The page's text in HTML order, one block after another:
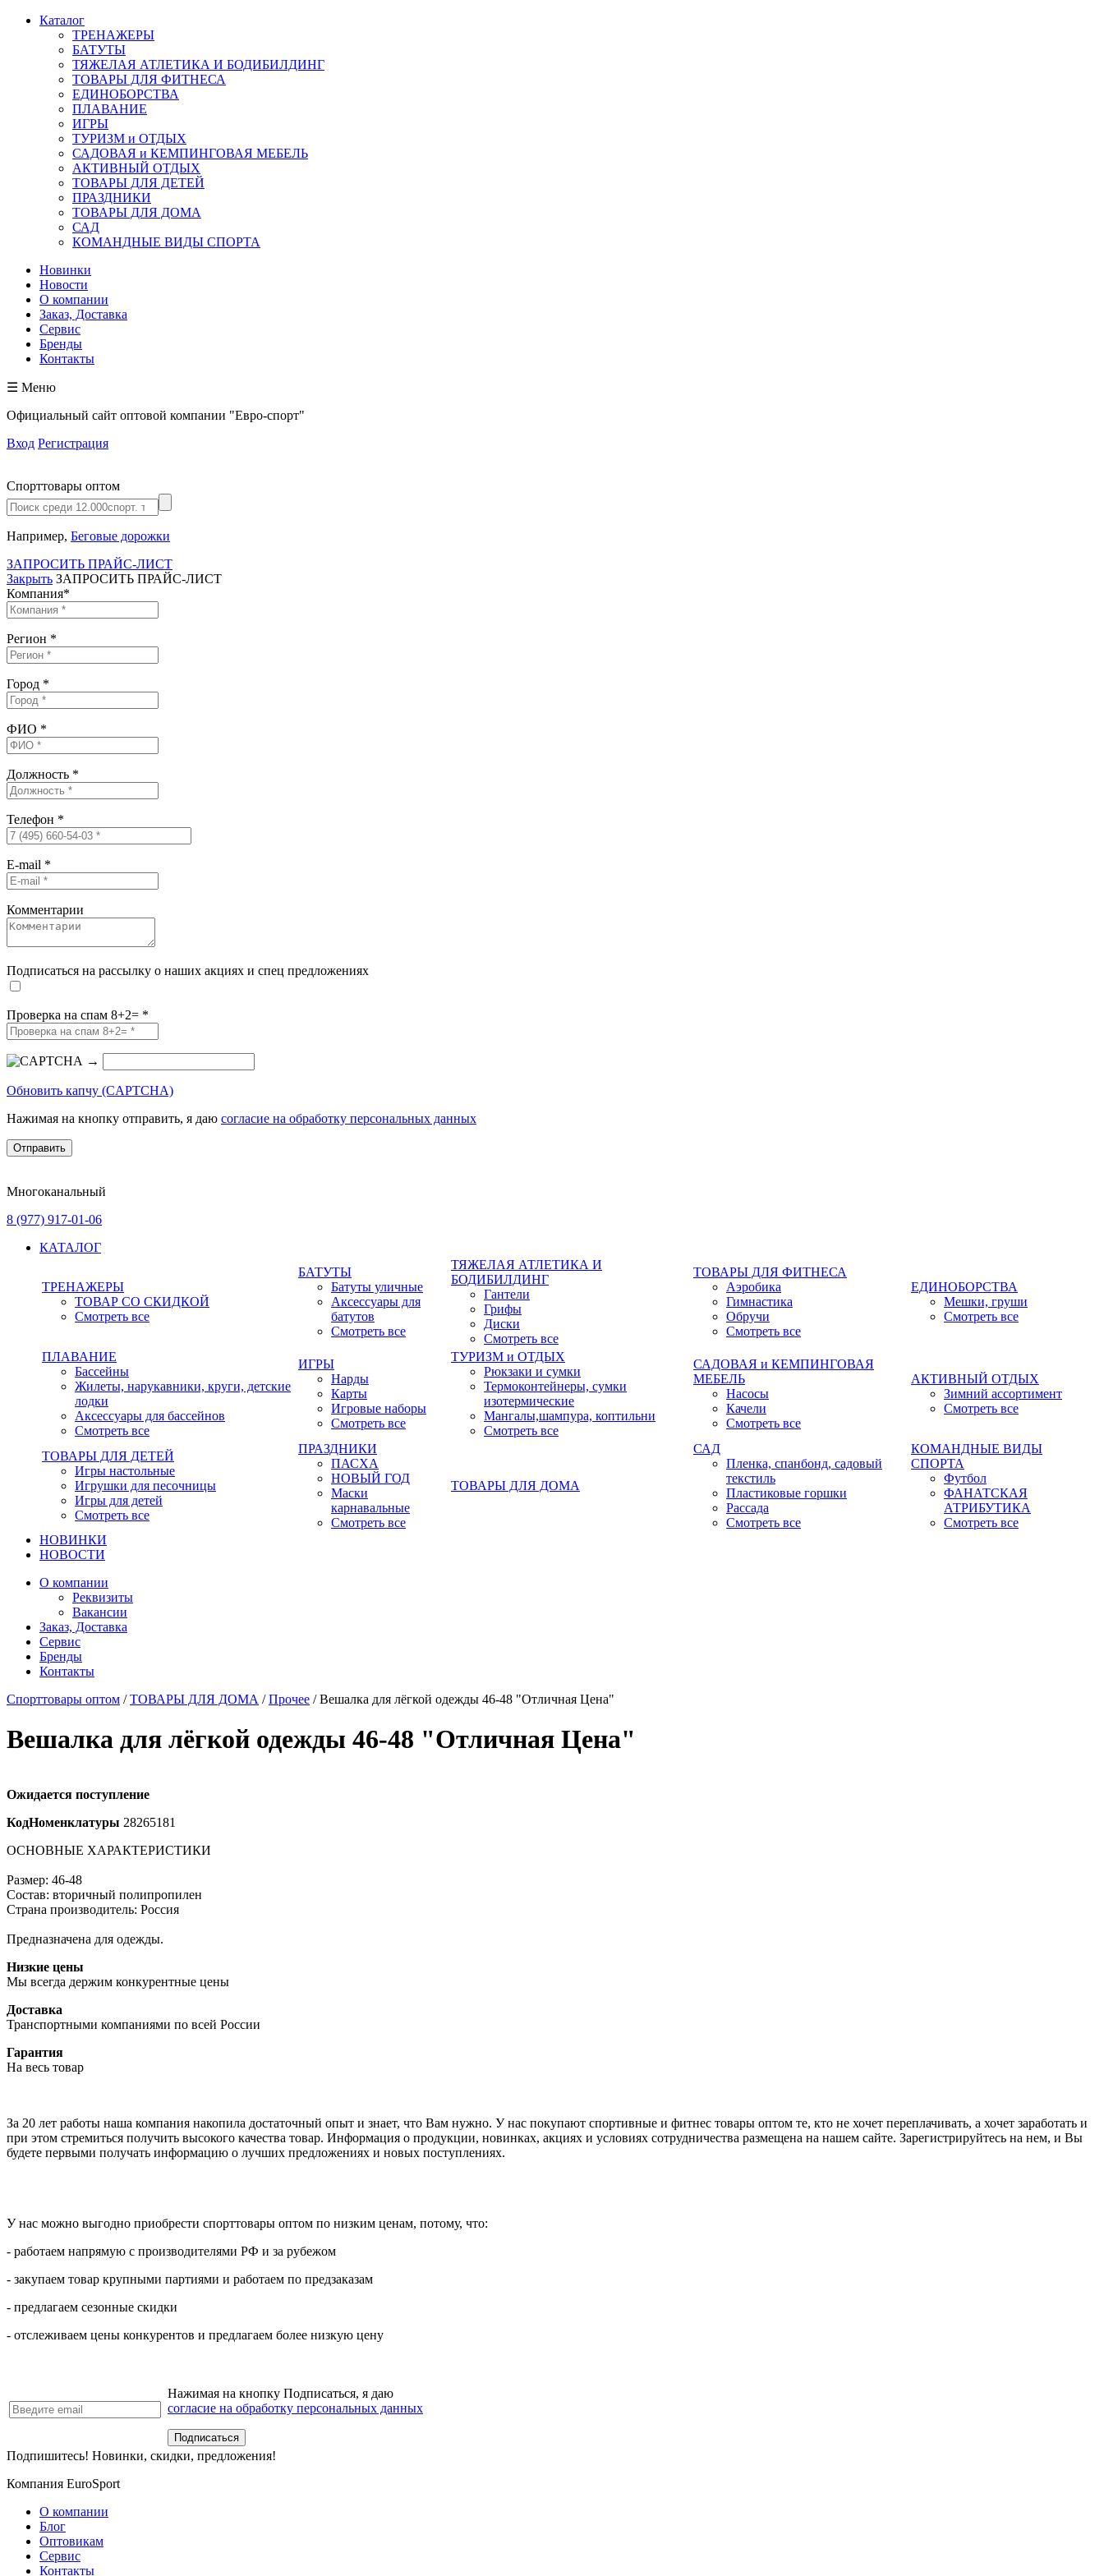
Каталог
ТРЕНАЖЕРЫ
БАТУТЫ
ТЯЖЕЛАЯ АТЛЕТИКА И БОДИБИЛДИНГ
ТОВАРЫ ДЛЯ ФИТНЕСА
ЕДИНОБОРСТВА
ПЛАВАНИЕ
ИГРЫ
ТУРИЗМ и ОТДЫХ
САДОВАЯ и КЕМПИНГОВАЯ МЕБЕЛЬ
АКТИВНЫЙ ОТДЫХ
ТОВАРЫ ДЛЯ ДЕТЕЙ
ПРАЗДНИКИ
ТОВАРЫ ДЛЯ ДОМА
САД
КОМАНДНЫЕ ВИДЫ СПОРТА
Новинки
Новости
О компании
Заказ, Доставка
Сервис
Бренды
Контакты
☰ Меню
Официальный сайт оптовой компании "Евро-спорт"
Вход Регистрация
Спорттовары оптом
Например, Беговые дорожки
ЗАПРОСИТЬ ПРАЙС-ЛИСТ
Закрыть ЗАПРОСИТЬ ПРАЙС-ЛИСТ
Компания*
Регион *
Город *
ФИО *
Должность *
Телефон *
E-mail *
Комментарии
Подписаться на рассылку о наших акциях и спец предложениях
Проверка на спам 8+2= *
→
Обновить капчу (CAPTCHA)
Нажимая на кнопку отправить, я даю согласие на обработку персональных данных
Многоканальный
8 (977) 917-01-06
КАТАЛОГ
ТРЕНАЖЕРЫ
ТОВАР СО СКИДКОЙ
Смотреть все
БАТУТЫ
Батуты уличные
Аксессуары для
батутов
Смотреть все
ТЯЖЕЛАЯ АТЛЕТИКА И
БОДИБИЛДИНГ
Гантели
Грифы
Диски
Смотреть все
ТОВАРЫ ДЛЯ ФИТНЕСА
Аэробика
Гимнастика
Обручи
Смотреть все
ЕДИНОБОРСТВА
Мешки, груши
Смотреть все
ПЛАВАНИЕ
Бассейны
Жилеты, нарукавники, круги, детские
лодки
Аксессуары для бассейнов
Смотреть все
ИГРЫ
Нарды
Карты
Игровые наборы
Смотреть все
ТУРИЗМ и ОТДЫХ
Рюкзаки и сумки
Термоконтейнеры, сумки
изотермические
Мангалы,шампура, коптильни
Смотреть все
САДОВАЯ и КЕМПИНГОВАЯ
МЕБЕЛЬ
Насосы
Качели
Смотреть все
АКТИВНЫЙ ОТДЫХ
Зимний ассортимент
Смотреть все
ТОВАРЫ ДЛЯ ДЕТЕЙ
Игры настольные
Игрушки для песочницы
Игры для детей
Смотреть все
ПРАЗДНИКИ
ПАСХА
НОВЫЙ ГОД
Маски
карнавальные
Смотреть все
ТОВАРЫ ДЛЯ ДОМА
САД
Пленка, спанбонд, садовый
текстиль
Пластиковые горшки
Рассада
Смотреть все
КОМАНДНЫЕ ВИДЫ
СПОРТА
Футбол
ФАНАТСКАЯ
АТРИБУТИКА
Смотреть все
НОВИНКИ
НОВОСТИ
О компании
Реквизиты
Вакансии
Заказ, Доставка
Сервис
Бренды
Контакты
Спорттовары оптом /ТОВАРЫ ДЛЯ ДОМА /Прочее / Вешалка для лёгкой одежды 46-48 "Отличная Цена"
Вешалка для лёгкой одежды 46-48 "Отличная Цена"
Ожидается поступление
КодНоменклатуры 28265181
ОСНОВНЫЕ ХАРАКТЕРИСТИКИ
Размер: 46-48
Состав: вторичный полипропилен
Страна производитель: Россия
Предназначена для одежды.
Низкие цены
Мы всегда держим конкурентные цены
Доставка
Транспортными компаниями по всей России
Гарантия
На весь товар
За 20 лет работы наша компания накопила достаточный опыт и знает, что Вам нужно. У нас покупают спортивные и фитнес товары оптом те, кто не хочет переплачивать, а хочет заработать и
при этом стремиться получить высокого качества товар. Информация о продукции, новинках, акциях и условиях сотрудничества размещена на нашем сайте. Зарегистрируйтесь на нем, и Вы
будете первыми получать информацию о лучших предложениях и новых поступлениях.
У нас можно выгодно приобрести спорттовары оптом по низким ценам, потому, что:
- работаем напрямую с производителями РФ и за рубежом
- закупаем товар крупными партиями и работаем по предзаказам
- предлагаем сезонные скидки
- отслеживаем цены конкурентов и предлагаем более низкую цену
Нажимая на кнопку Подписаться, я даю
согласие на обработку персональных данных
Подпишитесь! Новинки, скидки, предложения!
Компания EuroSport
О компании
Блог
Оптовикам
Сервис
Контакты